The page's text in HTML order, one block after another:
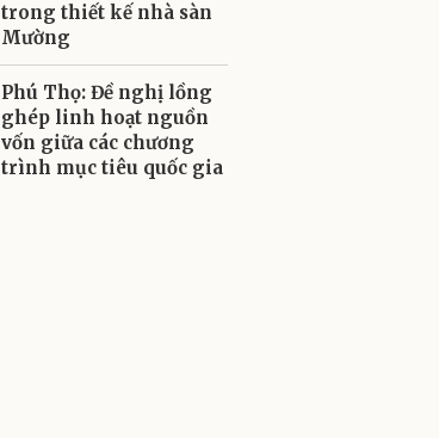
trong thiết kế nhà sàn
Mường
Phú Thọ: Đề nghị lồng
ghép linh hoạt nguồn
vốn giữa các chương
trình mục tiêu quốc gia